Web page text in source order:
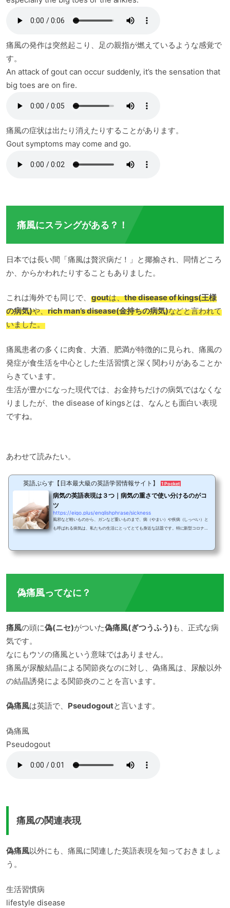
痛風の発作は突然起こり、足の親指が燃えているような感覚で
す。
An attack of gout can occur suddenly, it’s the sensation that
big toes are on fire.
痛風の症状は出たり消えたりすることがあります。
Gout symptoms may come and go.
痛風にスラングがある？！
日本では長い間「痛風は贅沢病だ！」と揶揄され、同情どころ
か、からかわれたりすることもありました。
これは海外でも同じで、 goutは、the disease of kings(王様
の病気)や、rich man’s disease(金持ちの病気)などと言われて
いました。
痛風患者の多くに肉食、大酒、肥満が特徴的に見られ、痛風の
発症が食生活を中心とした生活習慣と深く関わりがあることか
らきています。
生活が豊かになった現代では、お金持ちだけの病気ではなくな
りましたが、the disease of kingsとは、なんとも面白い表現
ですね。
あわせて読みたい。
英語ぷらす【日本最大級の英語学習情報サイト】 1 Pocket
病気の英語表現は３つ｜病気の重さで使い分けるのがコ
ツ
https://eigo.plus/englishphrase/sickness
風邪など軽いものから、ガンなど重いものまで、病（やまい）や疾病（しっぺい）と
も呼ばれる病気は、私たちの生活にとってとても身近な話題です。特に新型コロナウ
はどう表現するのでしょうか？今回は病気を表す英単語3つの使い分けと、病気とい
偽痛風ってなに？
痛風の頭に偽(ニセ)がついた偽痛風(ぎつうふう) も、正式な病
気です。
なにもウソの痛風という意味ではありません。
痛風が尿酸結晶による関節炎なのに対し、偽痛風は、尿酸以外
の結晶誘発による関節炎のことを言います。
偽痛風は英語で、 Pseudogoutと言います。
偽痛風
Pseudogout
痛風の関連表現
偽痛風以外にも、痛風に関連した英語表現を知っておきましょ
う。
生活習慣病
lifestyle disease